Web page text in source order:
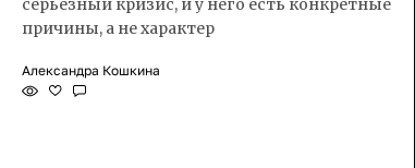
серьезный кризис, и у него есть конкретные
причины, а не характер
Александра Кошкина